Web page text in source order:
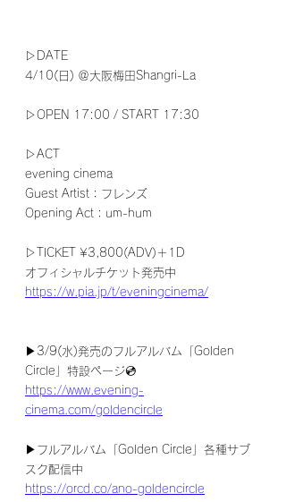
▷DATE
4/10(日) ＠大阪梅田Shangri-La
▷OPEN 17:00 / START 17:30
▷ACT
evening cinema
Guest Artist：フレンズ
Opening Act：um-hum
▷TICKET ¥3,800(ADV)＋1D
オフィシャルチケット発売中
https://w.pia.jp/t/eveningcinema/
▶3/9(水)発売のフルアルバム「Golden
Circle」特設ページ💿
https://www.evening-
cinema.com/goldencircle
▶フルアルバム「Golden Circle」各種サブ
スク配信中
https://orcd.co/ano-goldencircle